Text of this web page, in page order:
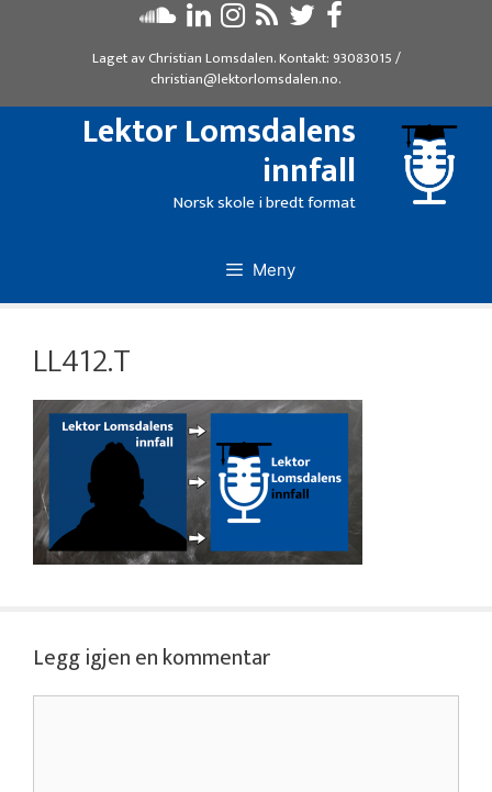
Laget avChristian Lomsdalen. Kontakt: 93083015/
christian@lektorlomsdalen.no.
Lektor Lomsdalens
innfall
Norsk skole i bredt format
Meny
LL412.T
Legg igjen en kommentar